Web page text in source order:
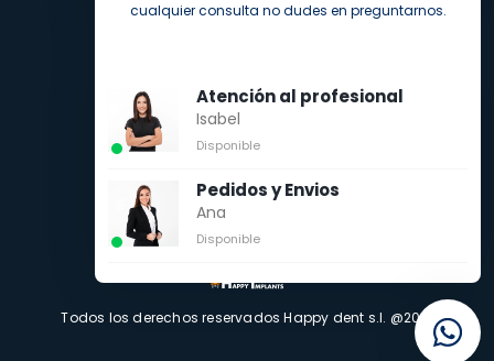
Todos los derechos reservados Happy dent s.l. @2021
cualquier consulta no dudes en preguntarnos.
Atención al profesional
Isabel
Disponible
Pedidos y Envios
Ana
Disponible